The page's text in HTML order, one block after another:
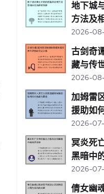
地下城
方法及
2026-08-
古剑奇
藏与传
2026-
加姆雷
援助如
2026-
冥炎死
黑暗中
2026-
倩女幽